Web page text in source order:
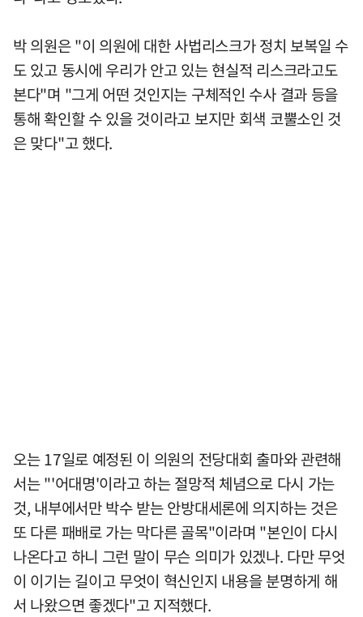
박 의원은 "이 의원에 대한 사법리스크가 정치 보복일 수
도 있고 동시에 우리가 안고 있는 현실적 리스크라고도
본다"며 "그게 어떤 것인지는 구체적인 수사 결과 등을
통해 확인할 수 있을 것이라고 보지만 회색 코뿔소인 것
은 맞다"고 했다.
오는 17일로 예정된 이 의원의 전당대회 출마와 관련해
서는 "'어대명'이라고 하는 절망적 체념으로 다시 가는
것, 내부에서만 박수 받는 안방대세론에 의지하는 것은
또 다른 패배로 가는 막다른 골목"이라며 "본인이 다시
나온다고 하니 그런 말이 무슨 의미가 있겠나. 다만 무엇
이 이기는 길이고 무엇이 혁신인지 내용을 분명하게 해
서 나왔으면 좋겠다"고 지적했다.